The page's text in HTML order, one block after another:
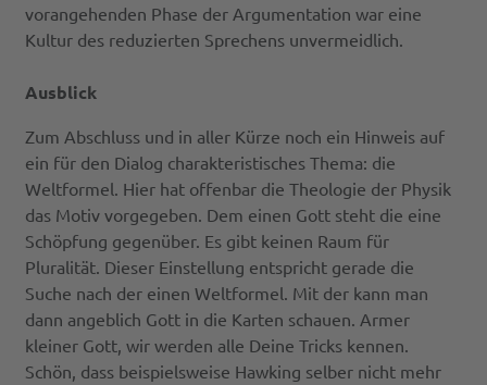
vorangehenden Phase der Argumentation war eine
Kultur des reduzierten Sprechens unvermeidlich.
Ausblick
Zum Abschluss und in aller Kürze noch ein Hinweis auf
ein für den Dialog charakteristisches Thema: die
Weltformel. Hier hat offenbar die Theologie der Physik
das Motiv vorgegeben. Dem einen Gott steht die eine
Schöpfung gegenüber. Es gibt keinen Raum für
Pluralität. Dieser Einstellung entspricht gerade die
Suche nach der einen Weltformel. Mit der kann man
dann angeblich Gott in die Karten schauen. Armer
kleiner Gott, wir werden alle Deine Tricks kennen.
Schön, dass beispielsweise Hawking selber nicht mehr